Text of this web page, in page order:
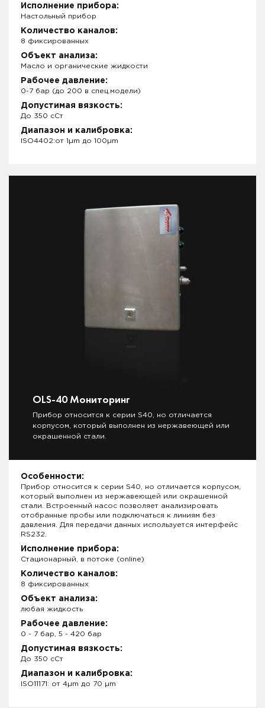
Исполнение прибора:
Настольный прибор
Количество каналов:
8 фиксированных
Объект анализа:
Масло и органические жидкости
Рабочее давление:
0-7 бар (до 200 в спец.модели)
Допустимая вязкость:
До 350 сСт
Диапазон и калибровка:
ISO4402:от 1µm до 100µm
OLS-40 Мониторинг
Прибор относится к серии S40, но отличается
корпусом, который выполнен из нержавеющей или
окрашенной стали.
Особенности:
Прибор относится к серии S40, но отличается корпусом,
который выполнен из нержавеющей или окрашенной
стали. Встроенный насос позволяет анализировать
отобранные пробы или подключаться к линиям без
давления. Для передачи данных используется интерфейс
RS232.
Исполнение прибора:
Стационарный, в потоке (online)
Количество каналов:
8 фиксированных
Объект анализа:
любая жидкость
Рабочее давление:
0 - 7 бар, 5 - 420 бар
Допустимая вязкость:
До 350 сСт
Диапазон и калибровка:
ISO11171: от 4µm до 70 µm